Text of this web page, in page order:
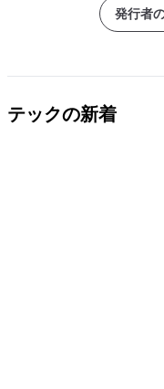
発行者
テックの新着